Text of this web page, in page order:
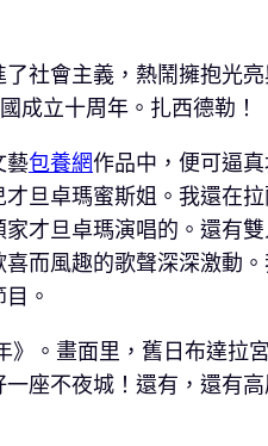
會主義，熱鬧擁抱光
成立十周年。扎西德勒！
藝包養網作品中，便可逼
旦卓瑪蜜斯姐。我還在
才旦卓瑪演唱的。還有
而風趣的歌聲深深激動
。
畫面里，舊日布達拉
座不夜城！還有，還有